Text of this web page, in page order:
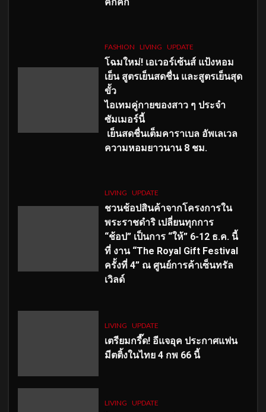
FASHION LIVING UPDATE
โฉมใหม่! เอเวอร์เซ้นส์ แป้งหอม
เย็น สูตรเย็นสดชื่น และสูตรเย็นสุด
ขั้ว
ไอเทมคู่กายของสาว ๆ ประจำ
ซัมเมอร์นี้
เย็นสดชื่นเต็มคาราเบล อัพเลเวล
ความหอมยาวนาน 8 ชม.
LIVING UPDATE
ชวนช้อปสินค้าจากโครงการใน
พระราชดำริ เปลี่ยนทุกการ
“ช้อป” เป็นการ “ให้” 6-12 ธ.ค. นี้
ที่ งาน “The Royal Gift Festival
ครั้งที่ 4” ณ ศูนย์การค้าเซ็นทรัล
เวิลด์
LIVING UPDATE
เตรียมกรี๊ด! อีแจอุค ประกาศแฟน
มีตติ้งในไทย 4 กพ 66 นี้
LIVING UPDATE